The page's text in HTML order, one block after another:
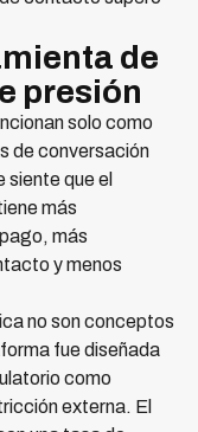
de
presión
solo como
de conversación
siente que el
más
más
y menos
no son conceptos
fue diseñada
como
externa. El